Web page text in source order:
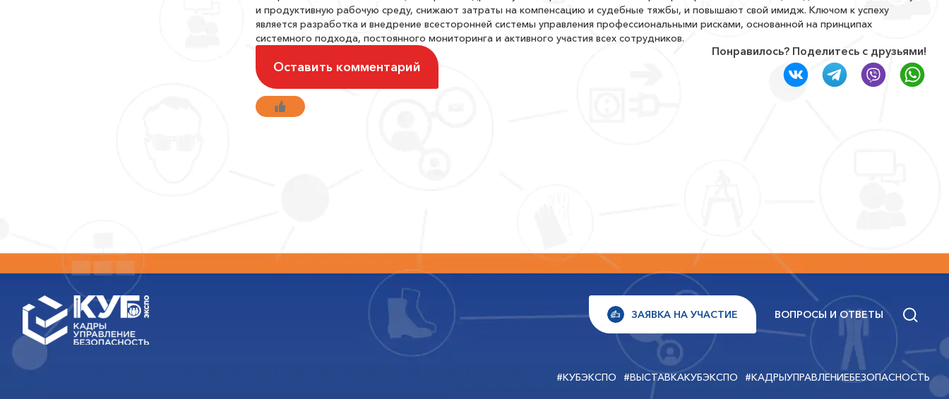
и продуктивную рабочую среду, снижают затраты на компенсацию и судебные тяжбы, и повышают свой имидж. Ключом к успеху
является разработка и внедрение всесторонней системы управления профессиональными рисками, основанной на принципах
системного подхода, постоянного мониторинга и активного участия всех сотрудников.
Оставить комментарий
Понравилось? Поделитесь с друзьями!
ЗАЯВКА НА УЧАСТИЕ ВОПРОСЫ И ОТВЕТЫ
#КУБЭКСПО #ВЫСТАВКАКУБЭКСПО #КАДРЫУПРАВЛЕНИЕБЕЗОПАСНОСТЬ